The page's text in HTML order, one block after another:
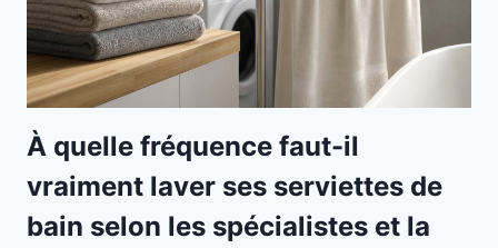
À quelle fréquence faut-il
vraiment laver ses serviettes de
bain selon les spécialistes et la